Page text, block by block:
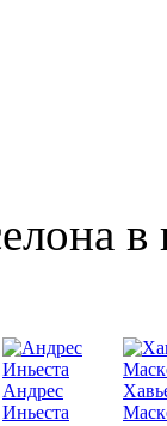
в
Андрес
Иньеста